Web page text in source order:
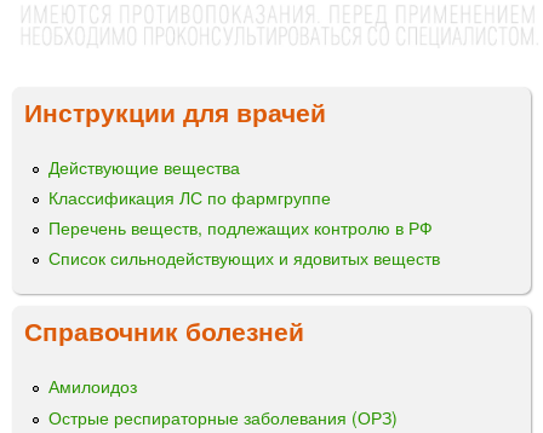
Инструкции для врачей
Действующие вещества
Классификация ЛС по фармгруппе
Перечень веществ, подлежащих контролю в РФ
Список сильнодействующих и ядовитых веществ
Справочник болезней
Амилоидоз
Острые респираторные заболевания (ОРЗ)